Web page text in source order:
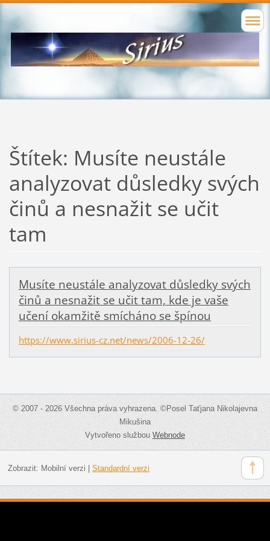
Štítek: Musíte neustále
analyzovat důsledky svých
činů a nesnažit se učit
tam
Musíte neustále analyzovat důsledky svých
činů a nesnažit se učit tam, kde je vaše
učení okamžitě smícháno se špínou
https://www.sirius-cz.net/news/2006-12-26/
© 2007 - 2026 Všechna práva vyhrazena. ©Posel Taťjana Nikolajevna
Mikušina
Vytvořeno službouWebnode
Zobrazit: Mobilní verzi Standardní verzi